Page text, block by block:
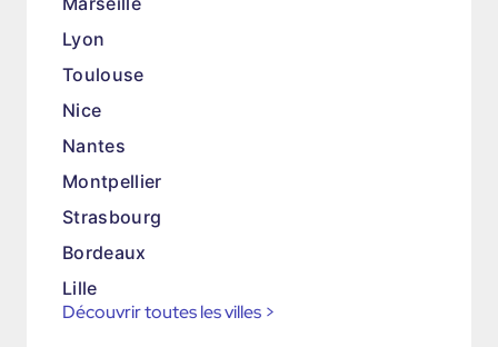
Lyon
Toulouse
Nice
Nantes
Montpellier
Strasbourg
Bordeaux
Lille
Découvrir toutes les villes >